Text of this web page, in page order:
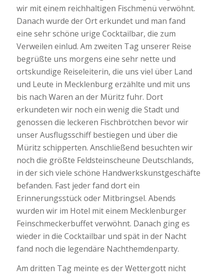
wir mit einem reichhaltigen Fischmenü verwöhnt.
Danach wurde der Ort erkundet und man fand
eine sehr schöne urige Cocktailbar, die zum
Verweilen einlud. Am zweiten Tag unserer Reise
begrüßte uns morgens eine sehr nette und
ortskundige Reiseleiterin, die uns viel über Land
und Leute in Mecklenburg erzählte und mit uns
bis nach Waren an der Müritz fuhr. Dort
erkundeten wir noch ein wenig die Stadt und
genossen die leckeren Fischbrötchen bevor wir
unser Ausflugsschiff bestiegen und über die
Müritz schipperten. Anschließend besuchten wir
noch die größte Feldsteinscheune Deutschlands,
in der sich viele schöne Handwerkskunstgeschäfte
befanden. Fast jeder fand dort ein
Erinnerungsstück oder Mitbringsel. Abends
wurden wir im Hotel mit einem Mecklenburger
Feinschmeckerbuffet verwöhnt. Danach ging es
wieder in die Cocktailbar und spät in der Nacht
fand noch die legendäre Nachthemdenparty.
Am dritten Tag meinte es der Wettergott nicht